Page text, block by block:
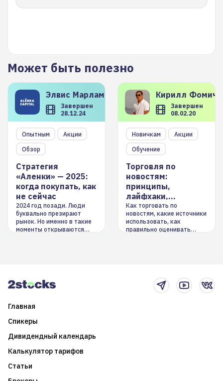
Может быть полезно
Элвис Марламов
Завершен
28.12.24
Опытным
Акции
Обзор
Стратегия
«Аленки» — 2025:
когда покупать, как
не сейчас
2024 год позади. Люди
буквально презирают
рынок. Но именно в такие
моменты открываются
Кирилл
Завершен
08.02.20
Новичкам
Акции
Обучение
Торговля по
новостям:
принципы,
лайфхаки,
инструменты
Как торговать по
новостям, какие источники
использовать, как
правильно оценивать
Главная
Спикеры
Дивидендный календарь
Калькулятор тарифов
Статьи